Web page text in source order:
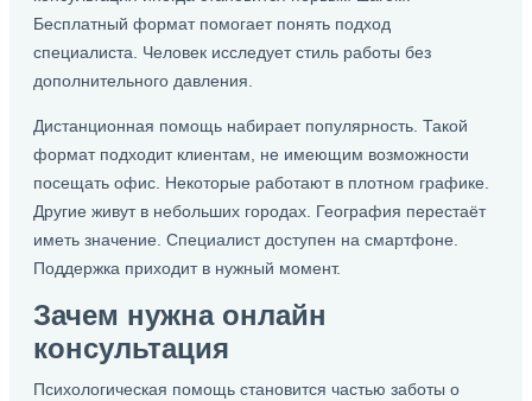
Бесплатный формат помогает понять подход
специалиста. Человек исследует стиль работы без
дополнительного давления.
Дистанционная помощь набирает популярность. Такой
формат подходит клиентам, не имеющим возможности
посещать офис. Некоторые работают в плотном графике.
Другие живут в небольших городах. География перестаёт
иметь значение. Специалист доступен на смартфоне.
Поддержка приходит в нужный момент.
Зачем нужна онлайн
консультация
Психологическая помощь становится частью заботы о